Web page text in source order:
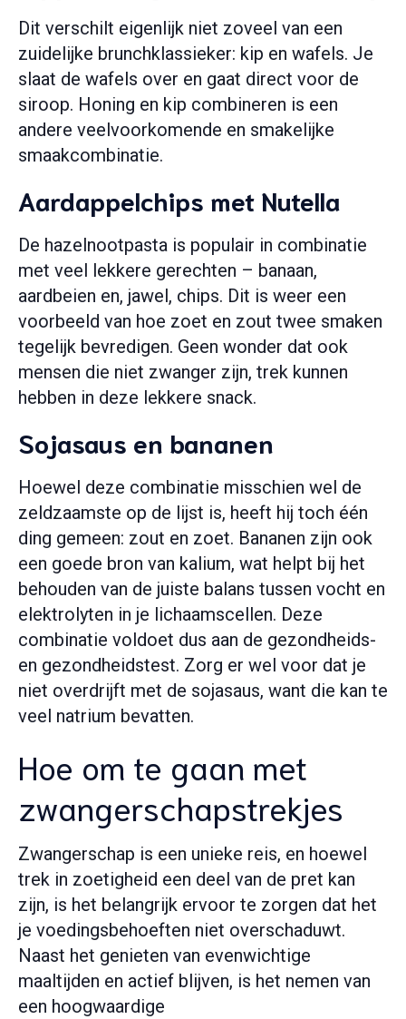
Dit verschilt eigenlijk niet zoveel van een
zuidelijke brunchklassieker: kip en wafels. Je
slaat de wafels over en gaat direct voor de
siroop. Honing en kip combineren is een
andere veelvoorkomende en smakelijke
smaakcombinatie.
Aardappelchips met Nutella
De hazelnootpasta is populair in combinatie
met veel lekkere gerechten – banaan,
aardbeien en, jawel, chips. Dit is weer een
voorbeeld van hoe zoet en zout twee smaken
tegelijk bevredigen. Geen wonder dat ook
mensen die niet zwanger zijn, trek kunnen
hebben in deze lekkere snack.
Sojasaus en bananen
Hoewel deze combinatie misschien wel de
zeldzaamste op de lijst is, heeft hij toch één
ding gemeen: zout en zoet. Bananen zijn ook
een goede bron van kalium, wat helpt bij het
behouden van de juiste balans tussen vocht en
elektrolyten in je lichaamscellen. Deze
combinatie voldoet dus aan de gezondheids-
en gezondheidstest. Zorg er wel voor dat je
niet overdrijft met de sojasaus, want die kan te
veel natrium bevatten.
Hoe om te gaan met
zwangerschapstrekjes
Zwangerschap is een unieke reis, en hoewel
trek in zoetigheid een deel van de pret kan
zijn, is het belangrijk ervoor te zorgen dat het
je voedingsbehoeften niet overschaduwt.
Naast het genieten van evenwichtige
maaltijden en actief blijven, is het nemen van
een hoogwaardige